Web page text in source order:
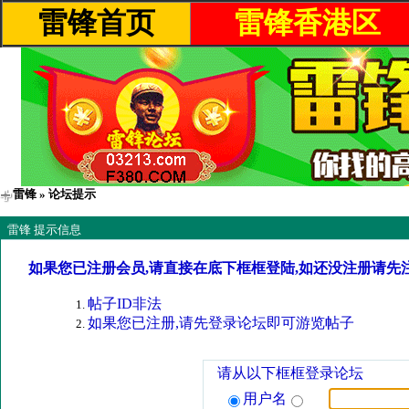
雷锋首页 雷锋香港区
雷锋 » 论坛提示
雷锋 提示信息
如果您已注册会员,请直接在底下框框登陆,如还没注册请先
帖子ID非法
如果您已注册,请先登录论坛即可游览帖子
请从以下框框登录论坛
用户名